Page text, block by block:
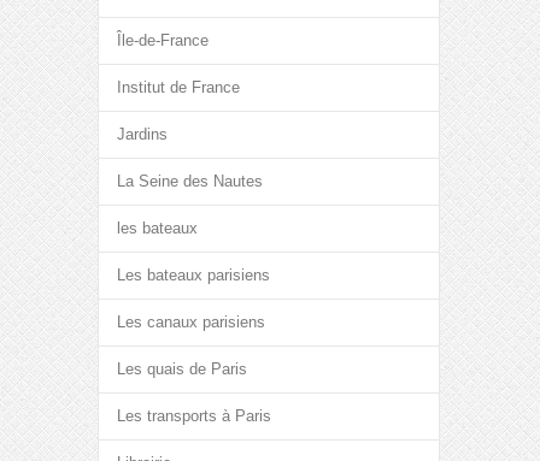
Île-de-France
Institut de France
Jardins
La Seine des Nautes
les bateaux
Les bateaux parisiens
Les canaux parisiens
Les quais de Paris
Les transports à Paris